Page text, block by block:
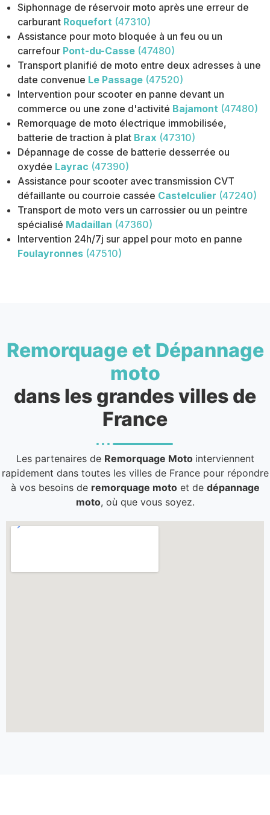
Siphonnage de réservoir moto après une erreur de
carburant Roquefort (47310)
Assistance pour moto bloquée à un feu ou un
carrefour Pont-du-Casse (47480)
Transport planifié de moto entre deux adresses à une
date convenue Le Passage (47520)
Intervention pour scooter en panne devant un
commerce ou une zone d'activité Bajamont (47480)
Remorquage de moto électrique immobilisée,
batterie de traction à plat Brax (47310)
Dépannage de cosse de batterie desserrée ou
oxydée Layrac (47390)
Assistance pour scooter avec transmission CVT
défaillante ou courroie cassée Castelculier (47240)
Transport de moto vers un carrossier ou un peintre
spécialisé Madaillan (47360)
Intervention 24h/7j sur appel pour moto en panne
Foulayronnes (47510)
Remorquage et Dépannage
moto
dans les grandes villes de
France
Les partenaires de Remorquage Moto interviennent
rapidement dans toutes les villes de France pour répondre
à vos besoins de remorquage motoet de dépannage
moto, où que vous soyez.